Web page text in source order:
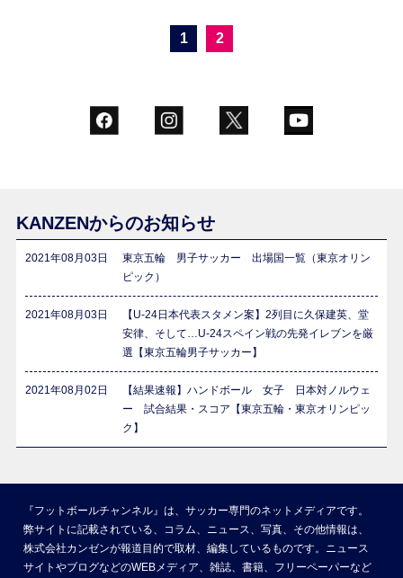
1 2
KANZENからのお知らせ
2021年08月03日
東京五輪 男子サッカー 出場国一覧（東京オリン
ピック）
2021年08月03日
【U-24日本代表スタメン案】2列目に久保建英、堂
安律、そして…U-24スペイン戦の先発イレブンを厳
選【東京五輪男子サッカー】
2021年08月02日
【結果速報】ハンドボール 女子 日本対ノルウェ
ー 試合結果・スコア【東京五輪・東京オリンピッ
ク】
『フットボールチャンネル』は、サッカー専門のネットメディアです。
弊サイトに記載されている、コラム、ニュース、写真、その他情報は、
株式会社カンゼンが報道目的で取材、編集しているものです。ニュース
サイトやブログなどのWEBメディア、雑誌、書籍、フリーペーパーなど